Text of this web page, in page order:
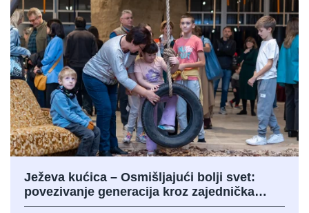
Ježeva kućica – Osmišljajući bolji svet:
povezivanje generacija kroz zajednička…